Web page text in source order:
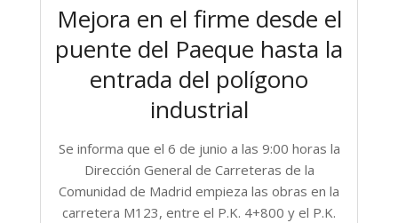
Mejora en el firme desde el
puente del Paeque hasta la
entrada del polígono
industrial
Se informa que el 6 de junio a las 9:00 horas la
Dirección General de Carreteras de la
Comunidad de Madrid empieza las obras en la
carretera M123, entre el P.K. 4+800 y el P.K.